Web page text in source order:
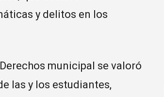
y delitos en los
municipal se valoró
las y los estudiantes,